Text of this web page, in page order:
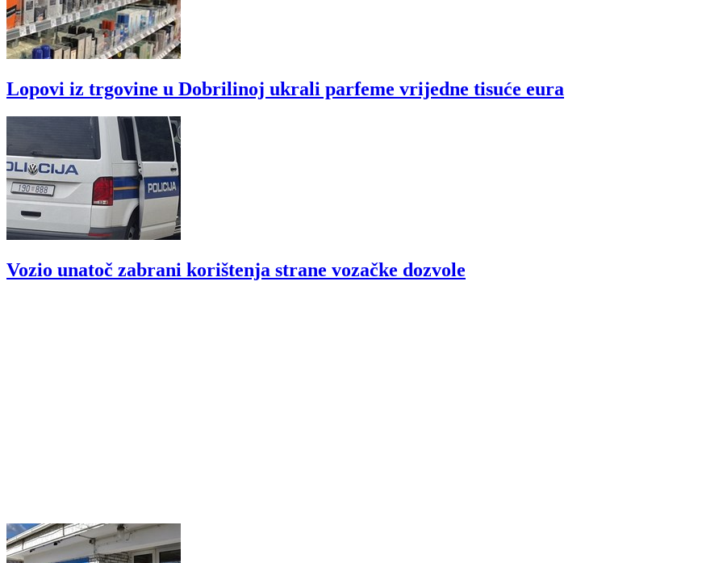
Lopovi iz trgovine u Dobrilinoj ukrali parfeme vrijedne tisuće eura
Vozio unatoč zabrani korištenja strane vozačke dozvole